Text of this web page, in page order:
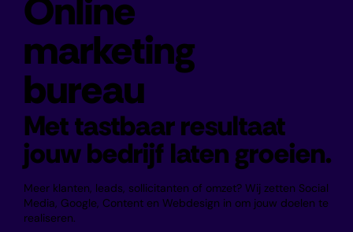
Online
marketing
bureau
Met tastbaar resultaat
jouw bedrijf laten groeien.
Meer klanten, leads, sollicitanten of omzet? Wij zetten Social
Media, Google, Content en Webdesign in om jouw doelen te
realiseren.